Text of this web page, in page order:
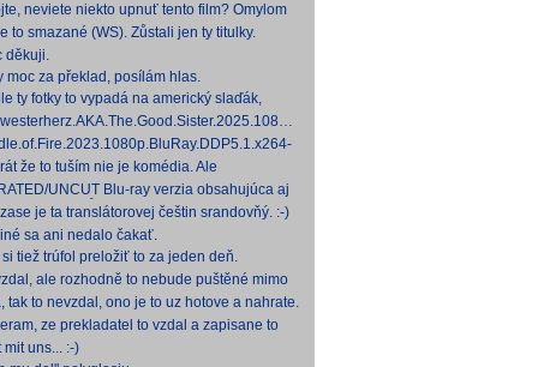
neviete niekto upnuť tento film? Omylom
ho vymazal a neviem ho nikde nájsť. Robil
na
to smazané (WS). Zůstali jen ty titulky.
děkuji.
moc za překlad, posílám hlas.
ty fotky to vypadá na americký slaďák,
opak je pravdou..... Kdysi jsem četl i
cinepth [5,88 GB] Nemecké
[18,74 GB]
že to tuším nie je komédia. Ale
sa môže konať. Možno príde aj
pes a tomu
UNCUT Blu-ray verzia obsahujúca aj
Skarsgårda, explicitnejšie zábery sexu
je ta translátorovej češtin srandovňý. :-)
sa ani nedalo čakať.
si tiež trúfol preložiť to za jeden deň.
ale rozhodně to nebude puštěné mimo
Samozřejmě překladač.
tak to nevzdal, ono je to uz hotove a nahrate.
ze prekladatel to vzdal a zapisane to
mit uns... :-)